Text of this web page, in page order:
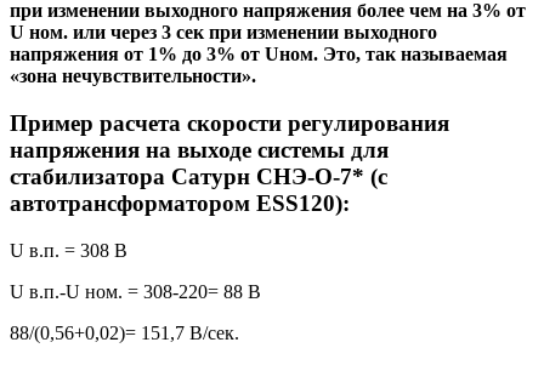
при изменении выходного напряжения более чем на 3% от
U ном. или через 3 сек при изменении выходного
напряжения от 1% до 3% от Uном. Это, так называемая
«зона нечувствительности».
Пример расчета скорости регулирования
напряжения на выходе системы для
стабилизатора Сатурн СНЭ-О-7* (с
автотрансформатором ESS120):
U в.п. = 308 В
U в.п.-U ном. = 308-220= 88 В
88/(0,56+0,02)= 151,7 В/сек.